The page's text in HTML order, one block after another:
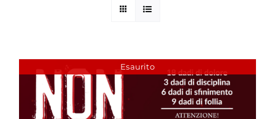
Strumenti di Sicurezza
Account
Esaurito